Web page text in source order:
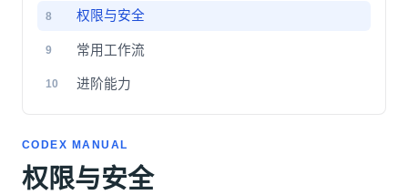
8 权限与安全
9 常用工作流
10 进阶能力
CODEX MANUAL
权限与安全